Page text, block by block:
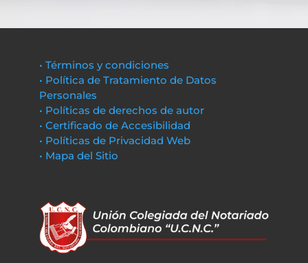
• Términos y condiciones
• Política de Tratamiento de Datos
Personales
• Políticas de derechos de autor
• Certificado de Accesibilidad
• Políticas de Privacidad Web
• Mapa del Sitio